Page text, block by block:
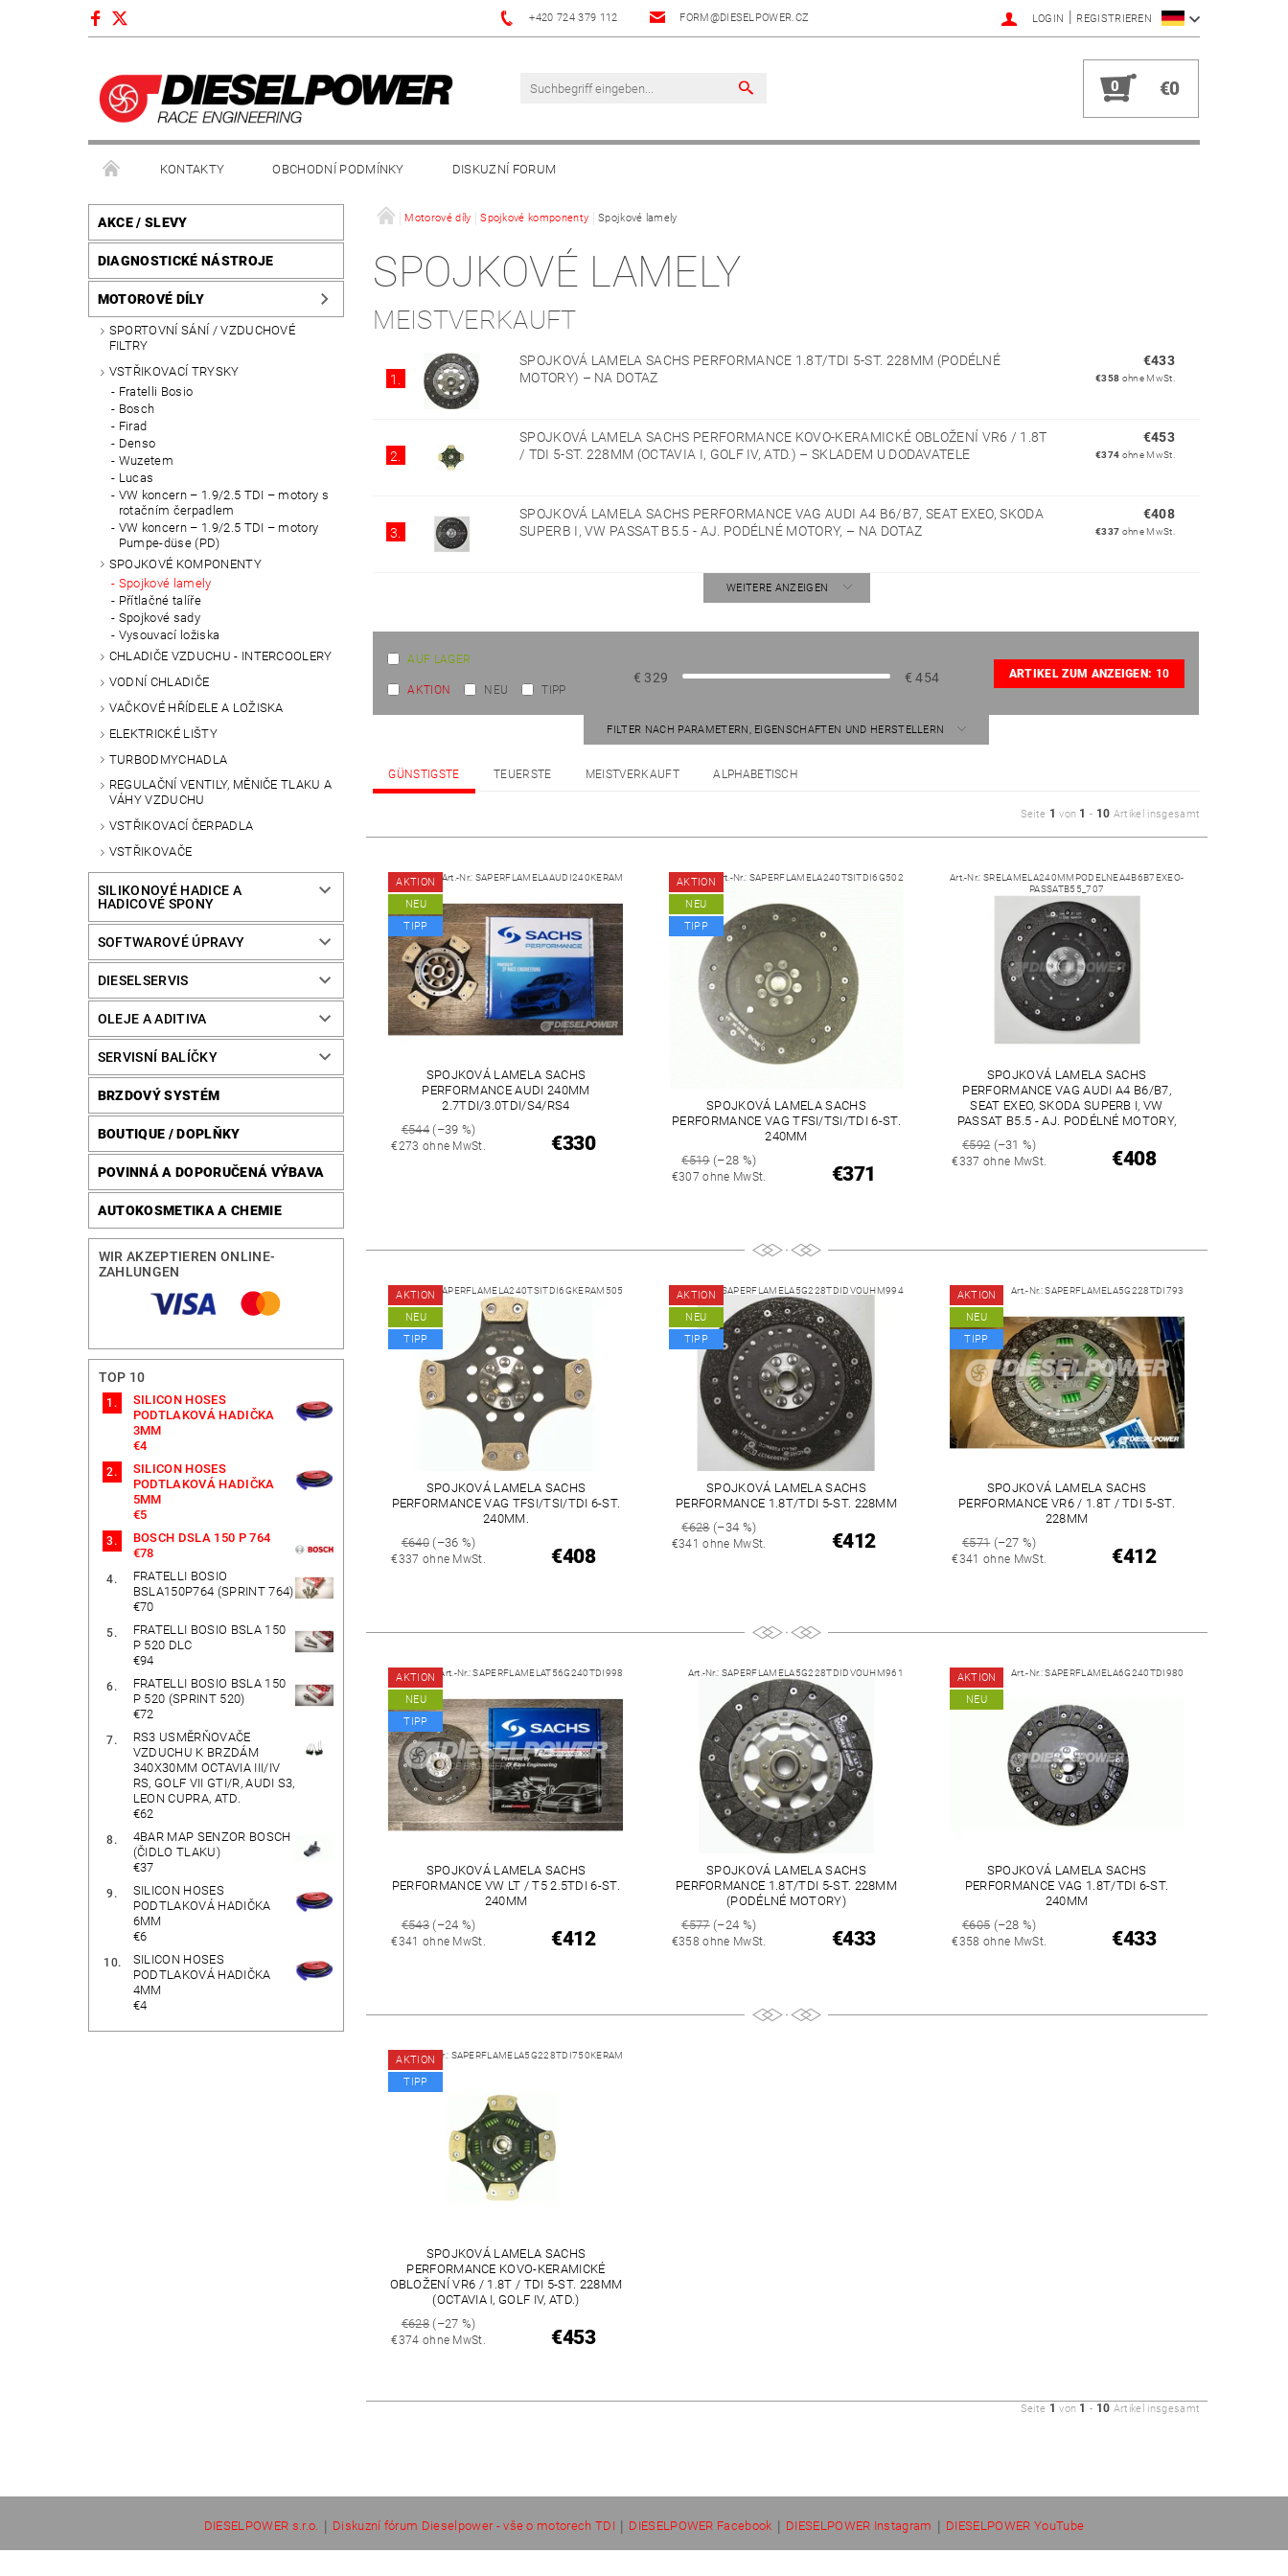
+420 724 379 112 FORM@DIESELPOWER.CZ LOGIN | REGISTRIEREN
0 €0
KONTAKTY OBCHODNÍ PODMÍNKY DISKUZNÍ FORUM
AKCE / SLEVY
DIAGNOSTICKÉ NÁSTROJE
MOTOROVÉ DÍLY
SPORTOVNÍ SÁNÍ / VZDUCHOVÉ
FILTRY
VSTŘIKOVACÍ TRYSKY
Fratelli Bosio
Bosch
Firad
Denso
Wuzetem
Lucas
VW koncern – 1.9/2.5 TDI – motory s
rotačním čerpadlem
VW koncern – 1.9/2.5 TDI – motory
Pumpe-düse (PD)
SPOJKOVÉ KOMPONENTY
Spojkové lamely
Přítlačné talíře
Spojkové sady
Vysouvací ložiska
CHLADIČE VZDUCHU - INTERCOOLERY
VODNÍ CHLADIČE
VAČKOVÉ HŘÍDELE A LOŽISKA
ELEKTRICKÉ LIŠTY
TURBODMYCHADLA
REGULAČNÍ VENTILY, MĚNIČE TLAKU A
VÁHY VZDUCHU
VSTŘIKOVACÍ ČERPADLA
VSTŘIKOVAČE
SILIKONOVÉ HADICE A
HADICOVÉ SPONY
SOFTWAROVÉ ÚPRAVY
DIESELSERVIS
OLEJE A ADITIVA
SERVISNÍ BALÍČKY
BRZDOVÝ SYSTÉM
BOUTIQUE / DOPLŇKY
POVINNÁ A DOPORUČENÁ VÝBAVA
AUTOKOSMETIKA A CHEMIE
WIR AKZEPTIEREN ONLINE-
ZAHLUNGEN
TOP 10
SILICON HOSES
PODTLAKOVÁ HADIČKA
3MM
€4
SILICON HOSES
PODTLAKOVÁ HADIČKA
5MM
€5
BOSCH DSLA 150 P 764
€78
FRATELLI BOSIO
BSLA150P764 (SPRINT 764)
€70
FRATELLI BOSIO BSLA 150
P 520 DLC
€94
FRATELLI BOSIO BSLA 150
P 520 (SPRINT 520)
€72
RS3 USMĚRŇOVAČE
VZDUCHU K BRZDÁM
340X30MM OCTAVIA III/IV
RS, GOLF VII GTI/R, AUDI S3,
LEON CUPRA, ATD.
€62
4BAR MAP SENZOR BOSCH
(ČIDLO TLAKU)
€37
SILICON HOSES
PODTLAKOVÁ HADIČKA
6MM
€6
SILICON HOSES
PODTLAKOVÁ HADIČKA
4MM
€4
Motorové díly Spojkové komponenty Spojkové lamely
SPOJKOVÉ LAMELY
MEISTVERKAUFT
1.
SPOJKOVÁ LAMELA SACHS PERFORMANCE 1.8T/TDI 5-ST. 228MM (PODÉLNÉ
MOTORY) – NA DOTAZ
€433
€358 ohne MwSt.
2.
SPOJKOVÁ LAMELA SACHS PERFORMANCE KOVO-KERAMICKÉ OBLOŽENÍ VR6 / 1.8T
/ TDI 5-ST. 228MM (OCTAVIA I, GOLF IV, ATD.) – SKLADEM U DODAVATELE
€453
€374 ohne MwSt.
3.
SPOJKOVÁ LAMELA SACHS PERFORMANCE VAG AUDI A4 B6/B7, SEAT EXEO, SKODA
SUPERB I, VW PASSAT B5.5 - AJ. PODÉLNÉ MOTORY, – NA DOTAZ
€408
€337 ohne MwSt.
WEITERE ANZEIGEN
AUF LAGER
AKTION NEU TIPP
€ 329 €454 ARTIKEL ZUM ANZEIGEN: 10
FILTER NACH PARAMETERN, EIGENSCHAFTEN UND HERSTELLERN
GÜNSTIGSTE TEUERSTE MEISTVERKAUFT ALPHABETISCH
Seite 1 von 1 - 10 Artikel insgesamt
AKTION
NEU
TIPP
Art.-Nr.: SAPERFLAMELAAUDI240KERAM
SPOJKOVÁ LAMELA SACHS
PERFORMANCE AUDI 240MM
2.7TDI/3.0TDI/S4/RS4
€544 (–39 %)
€273 ohne MwSt. €330
AKTION
NEU
TIPP
Art.-Nr.: SAPERFLAMELA240TSITDI6G502
SPOJKOVÁ LAMELA SACHS
PERFORMANCE VAG TFSI/TSI/TDI 6-ST.
240MM
€519(–28 %)
€307 ohne MwSt. €371
Art.-Nr.:SRELAMELA240MMPODELNEA4B6B7EXEO-
PASSATB55_707
SPOJKOVÁ LAMELA SACHS
PERFORMANCE VAG AUDI A4 B6/B7,
SEAT EXEO, SKODA SUPERB I, VW
PASSAT B5.5 - AJ. PODÉLNÉ MOTORY,
€592(–31 %)
€337 ohne MwSt. €408
AKTION
NEU
TIPP
Art.-Nr.: SAPERFLAMELA240TSITDI6GKERAM505
SPOJKOVÁ LAMELA SACHS
PERFORMANCE VAG TFSI/TSI/TDI 6-ST.
240MM.
€640 (–36 %)
€337 ohne MwSt. €408
AKTION
NEU
TIPP
Art.-Nr.: SAPERFLAMELA5G228TDIDVOUHM994
SPOJKOVÁ LAMELA SACHS
PERFORMANCE 1.8T/TDI 5-ST. 228MM
€628(–34 %)
€341 ohne MwSt. €412
AKTION
NEU
TIPP
Art.-Nr.:SAPERFLAMELA5G228TDI793
SPOJKOVÁ LAMELA SACHS
PERFORMANCE VR6 / 1.8T / TDI 5-ST.
228MM
€571(–27 %)
€341 ohne MwSt. €412
AKTION
NEU
TIPP
Art.-Nr.:SAPERFLAMELAT56G240TDI998
SPOJKOVÁ LAMELA SACHS
PERFORMANCE VW LT / T5 2.5TDI 6-ST.
240MM
€543 (–24 %)
€341 ohne MwSt. €412
Art.-Nr.: SAPERFLAMELA5G228TDIDVOUHM961
SPOJKOVÁ LAMELA SACHS
PERFORMANCE 1.8T/TDI 5-ST. 228MM
(PODÉLNÉ MOTORY)
€577(–24 %)
€358 ohne MwSt. €433
AKTION
NEU
Art.-Nr.:SAPERFLAMELA6G240TDI980
SPOJKOVÁ LAMELA SACHS
PERFORMANCE VAG 1.8T/TDI 6-ST.
240MM
€605(–28 %)
€358 ohne MwSt. €433
AKTION
TIPP
Art.-Nr.: SAPERFLAMELA5G228TDI750KERAM
SPOJKOVÁ LAMELA SACHS
PERFORMANCE KOVO-KERAMICKÉ
OBLOŽENÍ VR6 / 1.8T / TDI 5-ST. 228MM
(OCTAVIA I, GOLF IV, ATD.)
€628 (–27 %)
€374 ohne MwSt. €453
Seite 1 von 1 - 10 Artikel insgesamt
DIESELPOWER s.r.o. | Diskuzní fórum Dieselpower - vše o motorech TDI | DIESELPOWER Facebook | DIESELPOWER Instagram | DIESELPOWER YouTube